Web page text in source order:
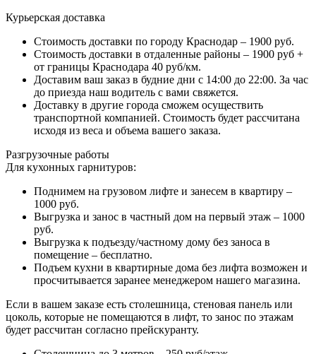
Курьерская доставка
Стоимость доставки по городу Краснодар – 1900 руб.
Стоимость доставки в отдаленные районы – 1900 руб +
от границы Краснодара 40 руб/км.
Доставим ваш заказ в будние дни с 14:00 до 22:00. За час
до приезда наш водитель с вами свяжется.
Доставку в другие города сможем осуществить
транспортной компанией. Стоимость будет рассчитана
исходя из веса и объема вашего заказа.
Разгрузочные работы
Для кухонных гарнитуров:
Поднимем на грузовом лифте и занесем в квартиру –
1000 руб.
Выгрузка и занос в частный дом на первый этаж – 1000
руб.
Выгрузка к подъезду/частному дому без заноса в
помещение – бесплатно.
Подъем кухни в квартирные дома без лифта возможен и
просчитывается заранее менеджером нашего магазина.
Если в вашем заказе есть столешница, стеновая панель или
цоколь, которые не помещаются в лифт, то занос по этажам
будет рассчитан согласно прейскуранту.